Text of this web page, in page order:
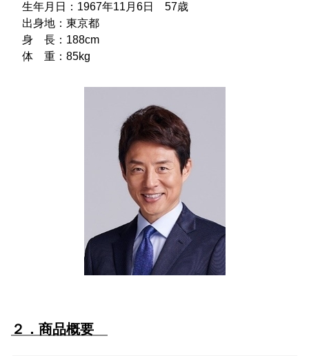
生年月日：1967年11月6日 57歳
出身地：東京都
身 長：188cm
体 重：85kg
２．商品概要